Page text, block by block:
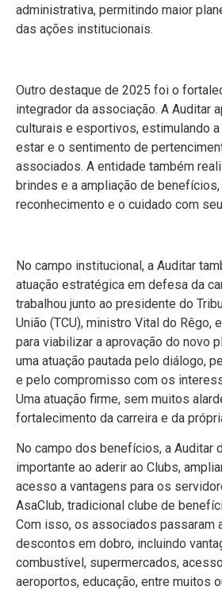
administrativa, permitindo maior
das ações institucionais.
Outro destaque de 2025 foi o
integrador da associação. A Auditar
culturais e esportivos, estimulando
estar e o sentimento de
associados. A entidade também
brindes e a ampliação de
reconhecimento e o cuidado com
No campo institucional, a Auditar
atuação estratégica em defesa da
trabalhou junto ao presidente do
União (TCU), ministro Vital do Rêgo,
para viabilizar a aprovação do novo
uma atuação pautada pelo diálogo,
e pelo compromisso com os
Uma atuação firme, sem muitos
fortalecimento da carreira e da
No campo dos benefícios, a Auditar
importante ao aderir ao Clubs,
acesso a vantagens para os
AsaClub, tradicional clube de
Com isso, os associados passaram
descontos em dobro, incluindo
combustível, supermercados,
aeroportos, educação, entre muitos